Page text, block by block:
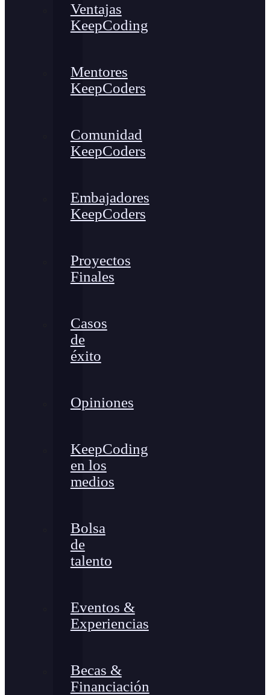
Ventajas
KeepCoding
Mentores
KeepCoders
Comunidad
KeepCoders
Embajadores
KeepCoders
Proyectos
Finales
Casos
de
éxito
Opiniones
KeepCoding
en los
medios
Bolsa
de
talento
Eventos &
Experiencias
Becas &
Financiación